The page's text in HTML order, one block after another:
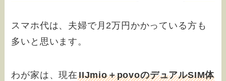
スマホ代は、夫婦で月2万円かかっている方も
多いと思います。
わが家は、現在IIJmio＋povoのデュアルSIM体